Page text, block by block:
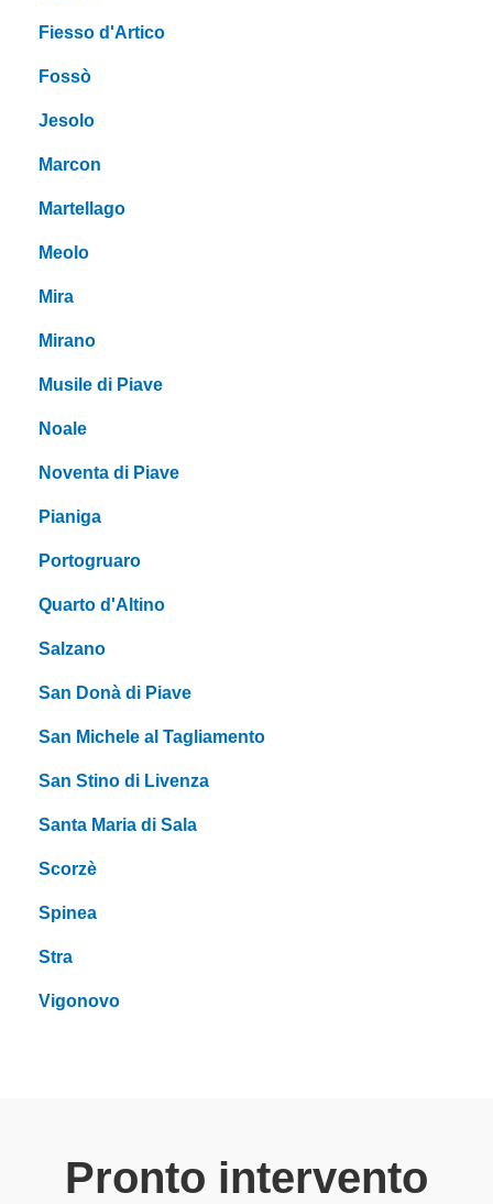
Fiesso d'Artico
Fossò
Jesolo
Marcon
Martellago
Meolo
Mira
Mirano
Musile di Piave
Noale
Noventa di Piave
Pianiga
Portogruaro
Quarto d'Altino
Salzano
San Donà di Piave
San Michele al Tagliamento
San Stino di Livenza
Santa Maria di Sala
Scorzè
Spinea
Stra
Vigonovo
Pronto intervento